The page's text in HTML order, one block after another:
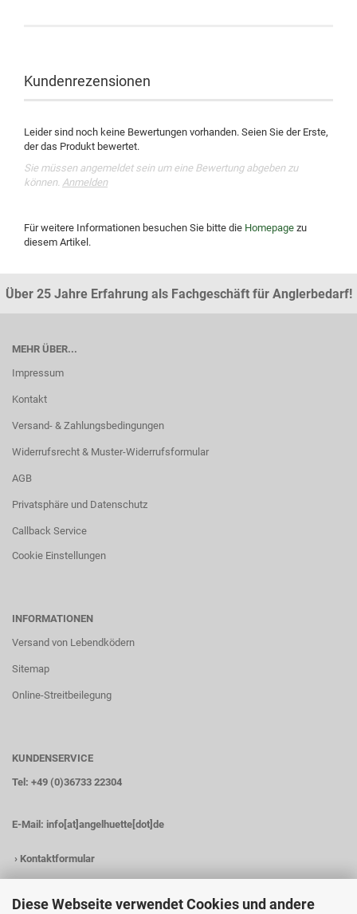
Diese Webseite verwendet Cookies und andere
Kundenrezensionen
Leider sind noch keine Bewertungen vorhanden. Seien Sie der Erste,
der das Produkt bewertet.
Sie müssen angemeldet sein um eine Bewertung abgeben zu
können. Anmelden
Für weitere Informationen besuchen Sie bitte die Homepage zu
diesem Artikel.
Über 25 Jahre Erfahrung als Fachgeschäft für Anglerbedarf!
MEHR ÜBER...
Impressum
Kontakt
Versand- & Zahlungsbedingungen
Widerrufsrecht & Muster-Widerrufsformular
AGB
Privatsphäre und Datenschutz
Callback Service
Cookie Einstellungen
INFORMATIONEN
Versand von Lebendködern
Sitemap
Online-Streitbeilegung
KUNDENSERVICE
Tel: +49 (0)36733 22304
E-Mail: info[at]angelhuette[dot]de
› Kontaktformular